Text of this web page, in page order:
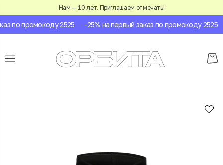
Нам — 10 лет. Приглашаем отмечать!
по промокоду 2525 -25% на первый заказ по промокоду 2525